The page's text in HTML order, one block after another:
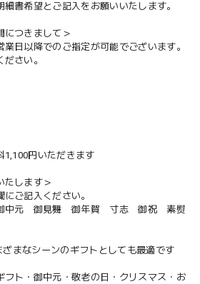
書希望とご記入をお願いいたします。
つきまして＞
日以降でのご指定が可能でございます。
さい。
円いただきます
たします＞
ご記入ください。
中元 御見舞 御年賀 寸志 御祝 素熨
ざまなシーンのギフトとしても最適です
フト・御中元・敬老の日・クリスマス・お